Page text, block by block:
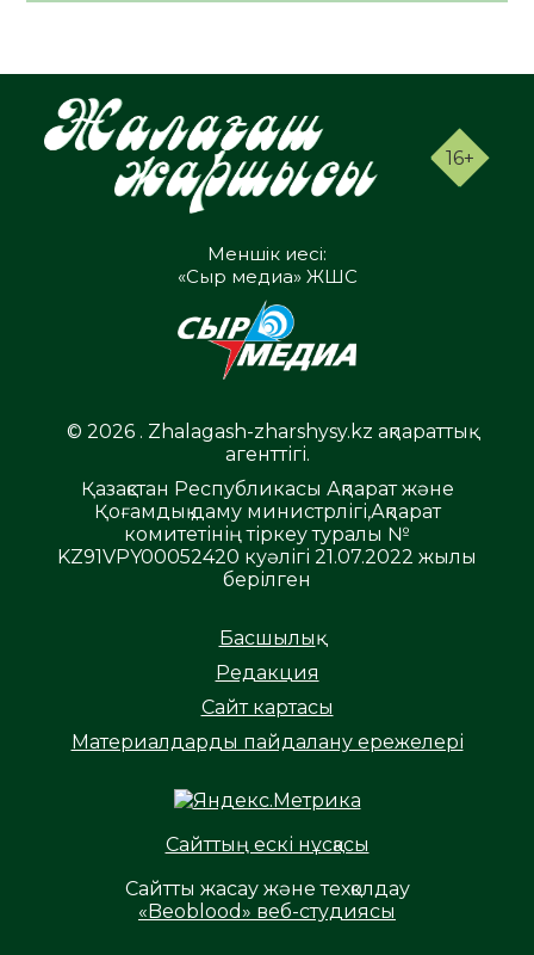
16+
Меншік иесі:
«Сыр медиа» ЖШС
© 2026 . Zhalagash-zharshysy.kz ақпараттық
агенттігі.
Қазақстан Республикасы Ақпарат және
Қоғамдық даму министрлігі,Ақпарат
комитетінің тіркеу туралы №
KZ91VPY00052420 куәлігі 21.07.2022 жылы
берілген
Басшылық
Редакция
Сайт картасы
Материалдарды пайдалану ережелері
Сайттың ескі нұсқасы
Сайтты жасау және техқолдау
«Beoblood» веб-студиясы